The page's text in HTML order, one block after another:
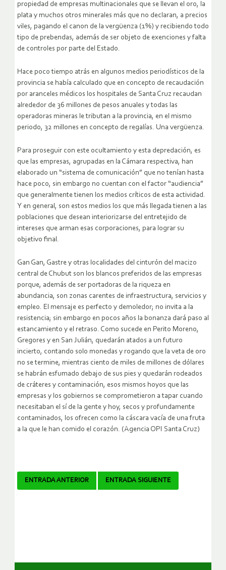
propiedad de empresas multinacionales que se llevan el oro, la
plata y muchos otros minerales más que no declaran, a precios
viles, pagando el canon de la vergüenza (1%) y recibiendo todo
tipo de prebendas, además de ser objeto de exenciones y falta
de controles por parte del Estado.
Hace poco tiempo atrás en algunos medios periodísticos de la
provincia se había calculado que en concepto de recaudación
por aranceles médicos los hospitales de Santa Cruz recaudan
alrededor de 36 millones de pesos anuales y todas las
operadoras mineras le tributan a la provincia, en el mismo
periodo, 32 millones en concepto de regalías. Una vergüenza.
Para proseguir con este ocultamiento y esta depredación, es
que las empresas, agrupadas en la Cámara respectiva, han
elaborado un “sistema de comunicación” que no tenían hasta
hace poco, sin embargo no cuentan con el factor “audiencia”
que generalmente tienen los medios críticos de esta actividad.
Y en general, son estos medios los que más llegada tienen a las
poblaciones que desean interiorizarse del entretejido de
intereses que arman esas corporaciones, para lograr su
objetivo final.
Gan Gan, Gastre y otras localidades del cinturón del macizo
central de Chubut son los blancos preferidos de las empresas
porque, además de ser portadoras de la riqueza en
abundancia, son zonas carentes de infraestructura, servicios y
empleo. El mensaje es perfecto y demoledor; no invita a la
resistencia; sin embargo en pocos años la bonanza dará paso al
estancamiento y el retraso. Como sucede en Perito Moreno,
Gregores y en San Julián, quedarán atados a un futuro
incierto, contando solo monedas y rogando que la veta de oro
no se termine, mientras ciento de miles de millones de dólares
se habrán esfumado debajo de sus pies y quedarán rodeados
de cráteres y contaminación, esos mismos hoyos que las
empresas y los gobiernos se comprometieron a tapar cuando
necesitaban el sí de la gente y hoy, secos y profundamente
contaminados, los ofrecen como la cáscara vacía de una fruta
a la que le han comido el corazón. (Agencia OPI Santa Cruz)
Navegador
ENTRADA ANTERIOR ENTRADA SIGUIENTE